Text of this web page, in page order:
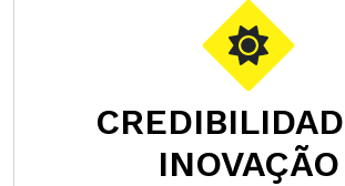
INOVAÇÃO